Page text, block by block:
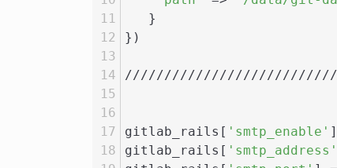
   }
})
gitlab_rails[ 'smtp_enable'
gitlab_rails[ 'smtp_address'